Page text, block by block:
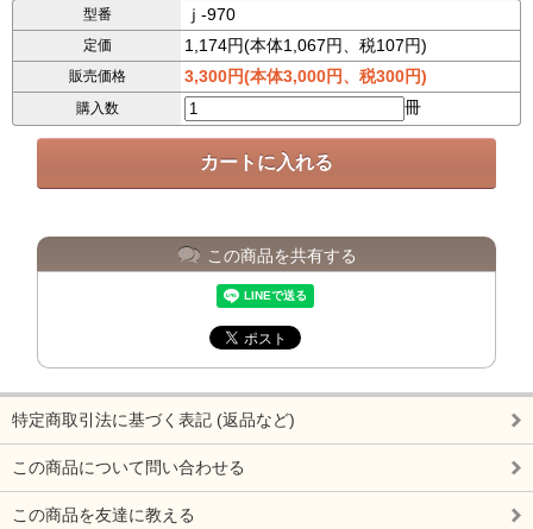
型番 ｊ-970
定価 1,174円(本体1,067円、税107円)
販売価格 3,300円(本体3,000円、税300円)
購入数 冊
この商品を共有する
特定商取引法に基づく表記 (返品など)
この商品について問い合わせる
この商品を友達に教える